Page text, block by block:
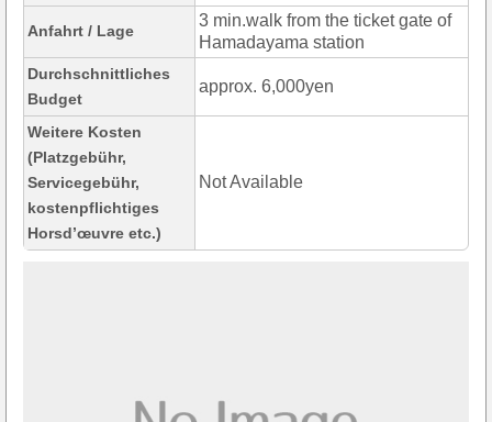
Anfahrt / Lage
3 min.walk from the ticket gate of
Hamadayama station
Durchschnittliches
Budget
approx. 6,000yen
Weitere Kosten
(Platzgebühr,
Servicegebühr,
kostenpflichtiges
Horsd’œuvre etc.)
Not Available